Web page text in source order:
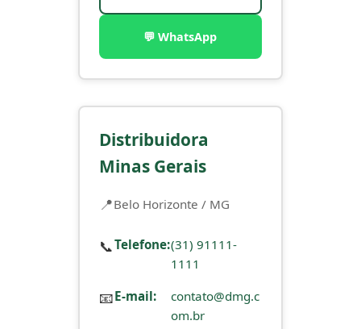
💬 WhatsApp
Distribuidora
Minas Gerais
Belo Horizonte / MG
📞Telefone:(31) 91111-
1111
📧E-mail:
contato@dmg.c
om.br